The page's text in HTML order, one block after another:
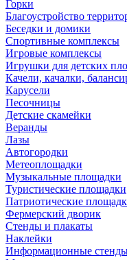
Горки
Благоустройство
Беседки и домики
Спортивные комплексы
Игровые комплексы
Игрушки для детских
Качели, качалки,
Карусели
Песочницы
Детские скамейки
Веранды
Лазы
Автогородки
Метеоплощадки
Музыкальные площадки
Туристические площадки
Патриотические
Фермерский дворик
Стенды и плакаты
Наклейки
Информационные